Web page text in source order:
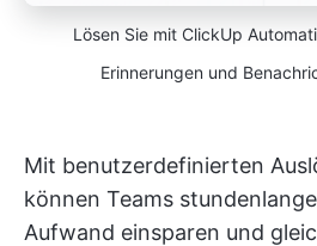
Lösen Sie mit ClickUp
Erinnerungen und
Mit benutzerdefinierten
können Teams
Aufwand einsparen und